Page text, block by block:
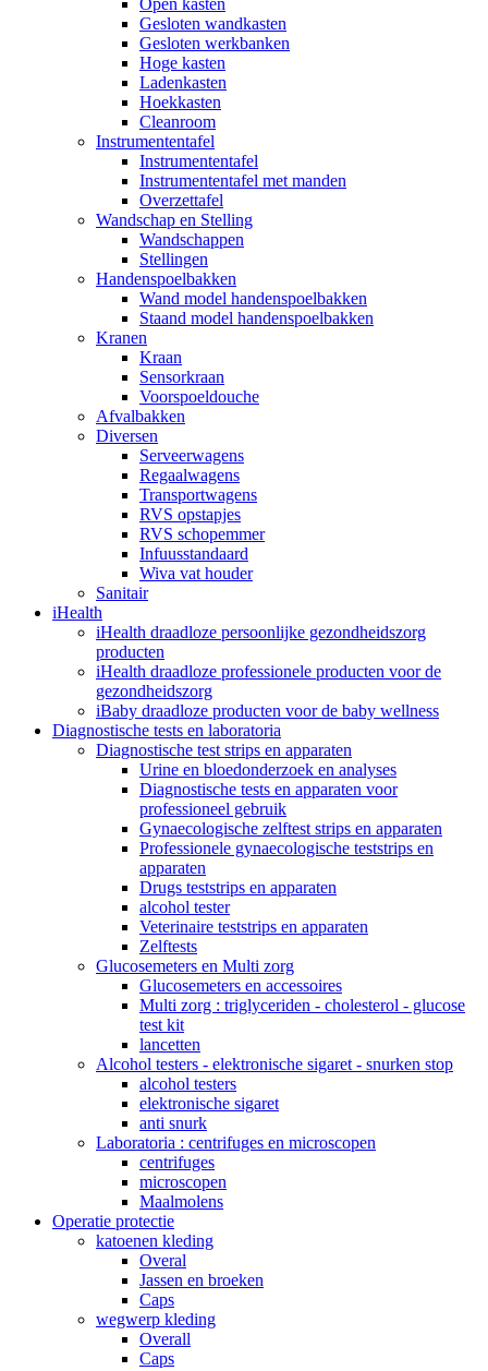
Gesloten wandkasten
Gesloten werkbanken
Hoge kasten
Ladenkasten
Hoekkasten
Cleanroom
Instrumententafel
Instrumententafel
Instrumententafel met manden
Overzettafel
Wandschap en Stelling
Wandschappen
Stellingen
Handenspoelbakken
Wand model handenspoelbakken
Staand model handenspoelbakken
Kranen
Kraan
Sensorkraan
Voorspoeldouche
Afvalbakken
Diversen
Serveerwagens
Regaalwagens
Transportwagens
RVS opstapjes
RVS schopemmer
Infuusstandaard
Wiva vat houder
Sanitair
iHealth
iHealth draadloze persoonlijke gezondheidszorg
producten
iHealth draadloze professionele producten voor de
gezondheidszorg
iBaby draadloze producten voor de baby wellness
Diagnostische tests en laboratoria
Diagnostische test strips en apparaten
Urine en bloedonderzoek en analyses
Diagnostische tests en apparaten voor
professioneel gebruik
Gynaecologische zelftest strips en apparaten
Professionele gynaecologische teststrips en
apparaten
Drugs teststrips en apparaten
alcohol tester
Veterinaire teststrips en apparaten
Zelftests
Glucosemeters en Multi zorg
Glucosemeters en accessoires
Multi zorg : triglyceriden - cholesterol - glucose
test kit
lancetten
Alcohol testers - elektronische sigaret - snurken stop
alcohol testers
elektronische sigaret
anti snurk
Laboratoria : centrifuges en microscopen
centrifuges
microscopen
Maalmolens
Operatie protectie
katoenen kleding
Overal
Jassen en broeken
Caps
wegwerp kleding
Overall
Caps